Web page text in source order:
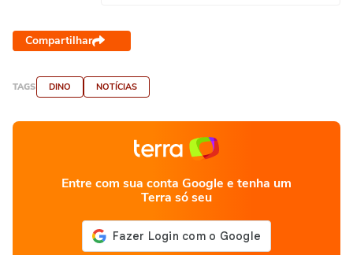
Compartilhar
TAGS DINO NOTÍCIAS
Entre com sua conta Google e tenha um
Terra só seu